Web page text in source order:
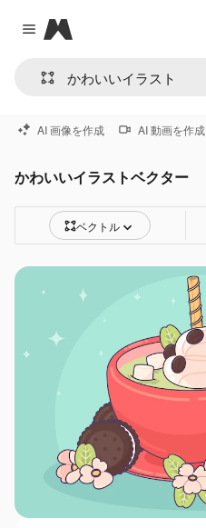
Close menu
Magnific
AI 画像を作成 AI 動画を作成
かわいいイラストベクター
ベクトル